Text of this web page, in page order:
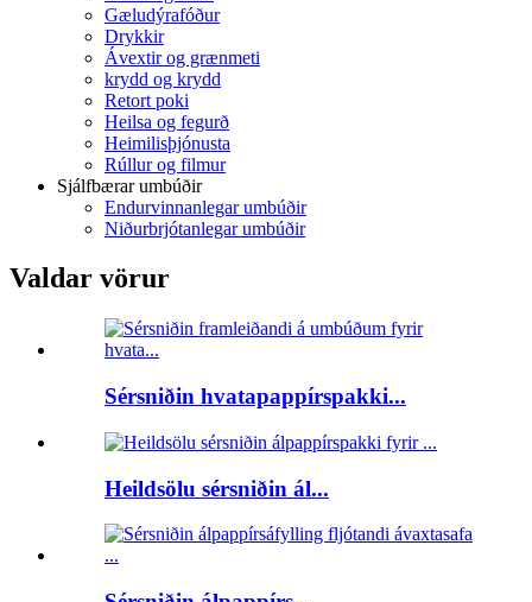
Gæludýrafóður
Drykkir
Ávextir og grænmeti
krydd og krydd
Retort poki
Heilsa og fegurð
Heimilisþjónusta
Rúllur og filmur
Sjálfbærar umbúðir
Endurvinnanlegar umbúðir
Niðurbrjótanlegar umbúðir
Valdar vörur
Sérsniðin hvatapappírspakki...
Heildsölu sérsniðin ál...